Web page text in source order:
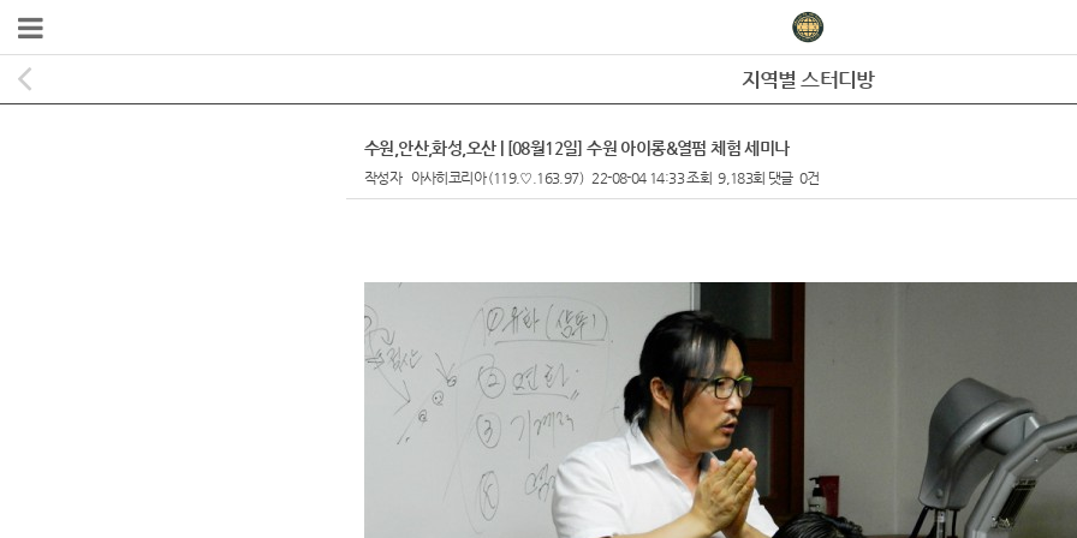
지역별 스터디방
수원,안산,화성,오산 | [08월12일] 수원 아이롱&열펌 체험 세미나
작성자 아사히코리아(119.♡.163.97) 22-08-04 14:33조회 9,183회 댓글 0건
본문